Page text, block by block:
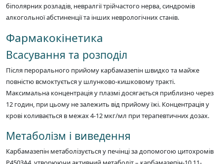
біполярних розладів, невралгії трійчастого нерва, синдромів
алкогольної абстиненції та інших неврологічних станів.
Фармакокінетика
Всасування та розподіл
Після перорального прийому карбамазепін швидко та майже
повністю всмоктується у шлунково-кишковому тракті.
Максимальна концентрація у плазмі досягається приблизно через
12 годин, при цьому не залежить від прийому їжі. Концентрація у
крові коливається в межах 4-12 мкг/мл при терапевтичних дозах.
Метаболізм і виведення
Карбамазепін метаболізується у печінці за допомогою цитохромів